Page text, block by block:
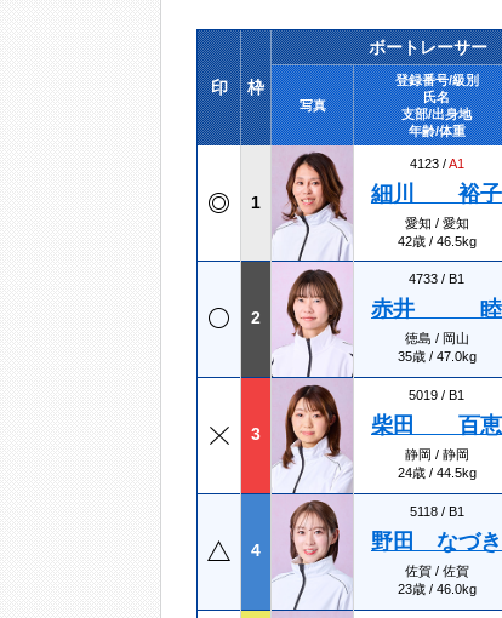
印 枠
ボートレーサー
写真
登録番号/級別
氏名
支部/出身地
年齢/体重
1
4123 /A1
細川 裕子
愛知 / 愛知
42歳 / 46.5kg
2
4733 / B1
赤井 睦
徳島 / 岡山
35歳 / 47.0kg
3
5019 / B1
柴田 百恵
静岡 / 静岡
24歳 / 44.5kg
4
5118 / B1
野田 なづき
佐賀 / 佐賀
23歳 / 46.0kg